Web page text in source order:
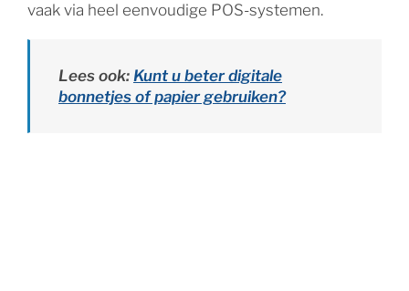
vaak via heel eenvoudige POS-systemen.
Lees ook: Kunt u beter digitale
bonnetjes of papier gebruiken?